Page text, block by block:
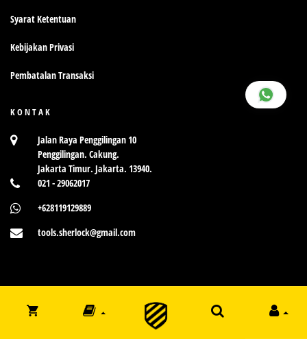
Syarat Ketentuan
Kebijakan Privasi
Pembatalan Transaksi
KONTAK
Jalan Raya Penggilingan 10
Penggilingan. Cakung.
Jakarta Timur. Jakarta. 13940.
021 - 29062017
+628119129889
tools.sherlock@gmail.com
Copyright ©2026 Sherlock Tools Indonesia. All rights reserved